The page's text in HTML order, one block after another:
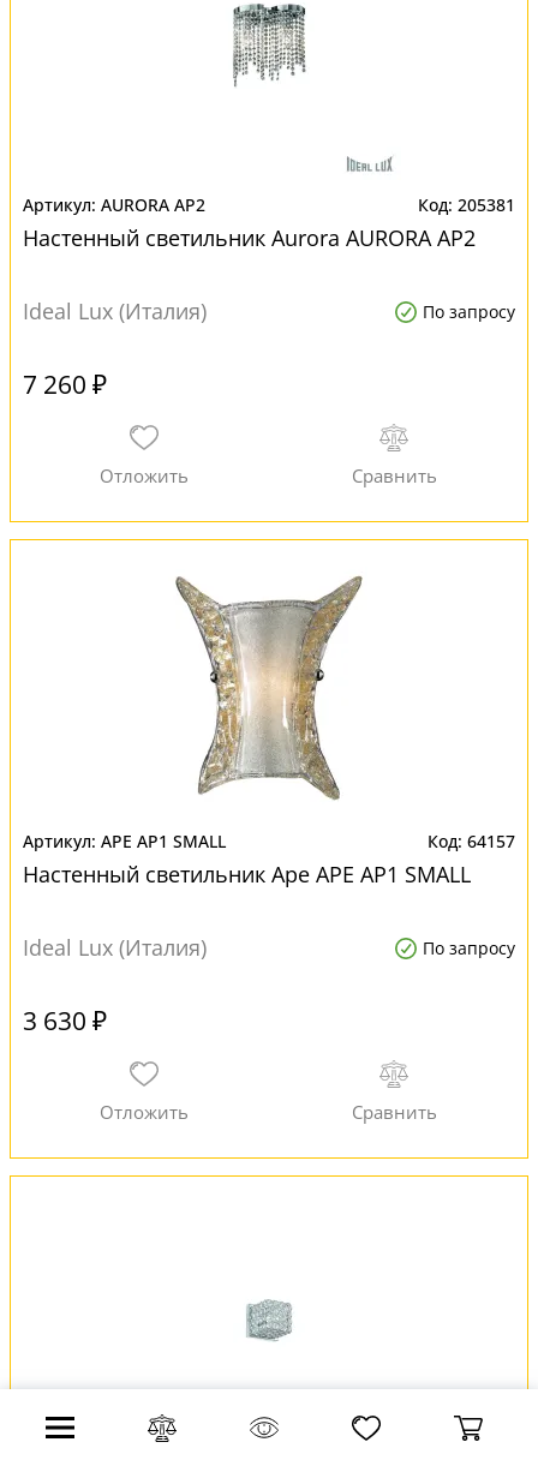
AURORA AP2 205381
Настенный светильник Aurora AURORA AP2
Ideal Lux (Италия) По запросу
7 260 ₽
APE AP1 SMALL 64157
Настенный светильник Ape APE AP1 SMALL
Ideal Lux (Италия) По запросу
3 630 ₽